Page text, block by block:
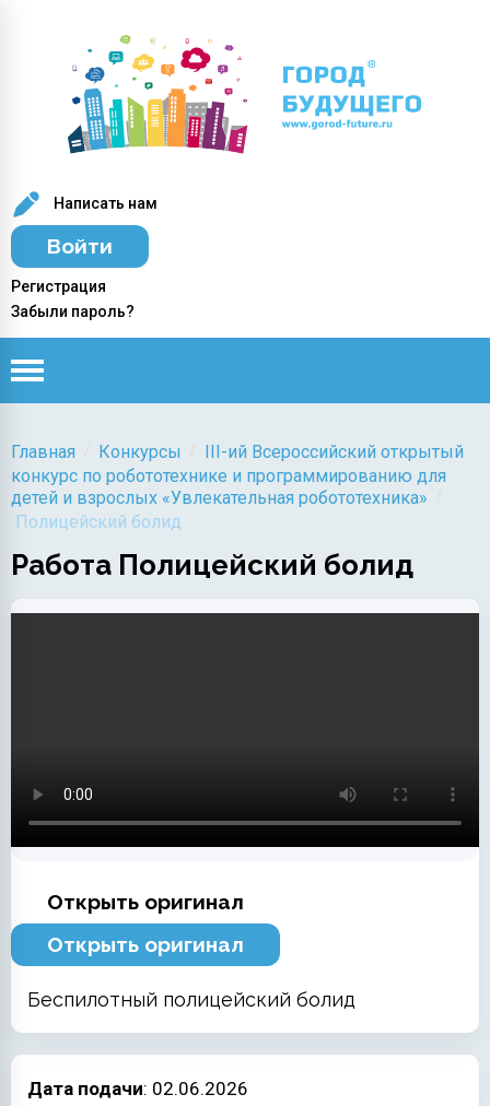
Написать нам
Войти
Регистрация
Забыли пароль?
Главная Конкурсы
III-ий Всероссийский открытый
конкурс по робототехнике и программированию для
детей и взрослых «Увлекательная робототехника»
Полицейский болид
Работа Полицейский болид
Открыть оригинал
Открыть оригинал
Беспилотный полицейский болид
Дата подачи: 02.06.2026